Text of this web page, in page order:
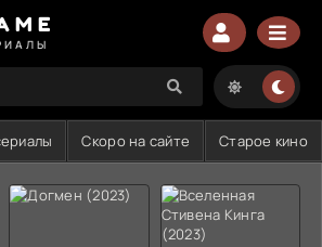
Скоро на сайте Старое кино